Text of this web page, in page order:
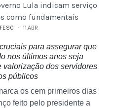
Lula indicam serviço
como fundamentais
11.ABR
para assegurar que
nos últimos anos seja
valorização dos servidores
públicos
os cem primeiros dias
feito pelo presidente a